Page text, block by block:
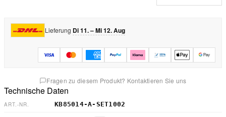
Lieferung Di 11. – Mi 12. Aug
Fragen zu diesem Produkt? Kontaktieren Sie uns
Technische Daten
ART.-NR. KB85014-A-SET1002